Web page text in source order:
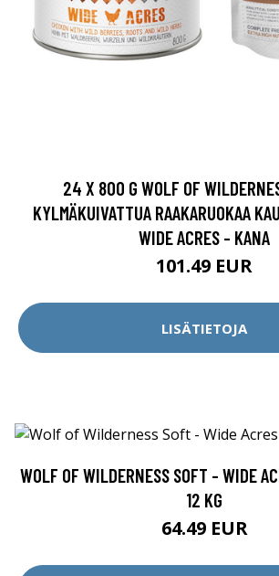
24 X 800 G WOLF OF
KYLMÄKUIVATTUA RAAKARUOKAA
WIDE ACRES - KANA
101.49 EUR
LISÄTIETOJA
WOLF OF WILDERNESS SOFT - WIDE
12 KG
64.49 EUR